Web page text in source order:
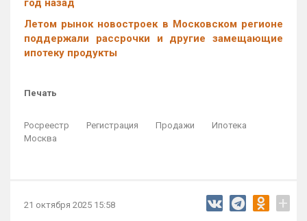
год назад
Летом рынок новостроек в Московском регионе
поддержали рассрочки и другие замещающие
ипотеку продукты
Печать
Росреестр Регистрация Продажи
Ипотека
Москва
21 октября 2025 15:58 +